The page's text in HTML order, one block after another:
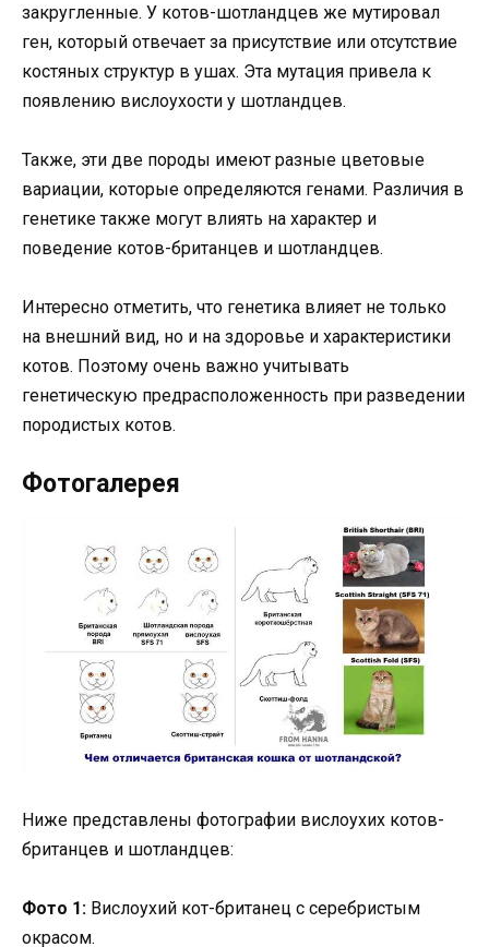
закругленные. У котов-шотландцев же мутировал
ген, который отвечает за присутствие или отсутствие
костяных структур в ушах. Эта мутация привела к
появлению вислоухости у шотландцев.
Также, эти две породы имеют разные цветовые
вариации, которые определяются генами. Различия в
генетике также могут влиять на характер и
поведение котов-британцев и шотландцев.
Интересно отметить, что генетика влияет не только
на внешний вид, но и на здоровье и характеристики
котов. Поэтому очень важно учитывать
генетическую предрасположенность при разведении
породистых котов.
Фотогалерея
Ниже представлены фотографии вислоухих котов-
британцев и шотландцев:
Фото 1: Вислоухий кот-британец с серебристым
окрасом.